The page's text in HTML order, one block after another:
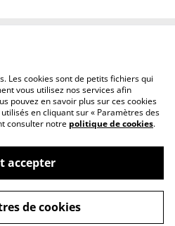
Politique de cookies
powered by
Les cookies sont de petits fichiers qui
vous utilisez nos services afin
pouvez en savoir plus sur ces cookies
en cliquant sur « Paramètres des
consulter notre politique de cookies.
accepter
de cookies